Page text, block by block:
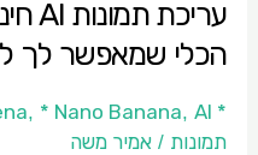
הכלי שמאפשר לך
* LM Arena
, * Nano Banana, AI כללי
תמונות /אמיר משה
שמאפשר
לך
מודלים